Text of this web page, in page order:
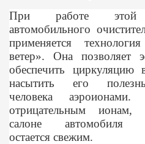
При работе этой
автомобильного
применяется
ветер». Она позволяет
обеспечить циркуляцию
насытить его
человека аэроионами.
отрицательным
салоне автомобиля
остается свежим.